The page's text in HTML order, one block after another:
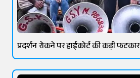
प्रदर्शन रोकने पर हाईकोर्ट की कड़ी फटकार